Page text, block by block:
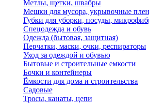
Метлы, щетки, швабры
Мешки для мусора, укрывочные
Губки для уборки, посуды,
Спецодежда и обувь
Одежда (бытовая, защитная)
Перчатки, маски, очки, респираторы
Уход за одеждой и обувью
Бытовые и строительные емкости
Бочки и контейнеры
Ёмкости для дома и строительства
Садовые
Тросы, канаты, цепи